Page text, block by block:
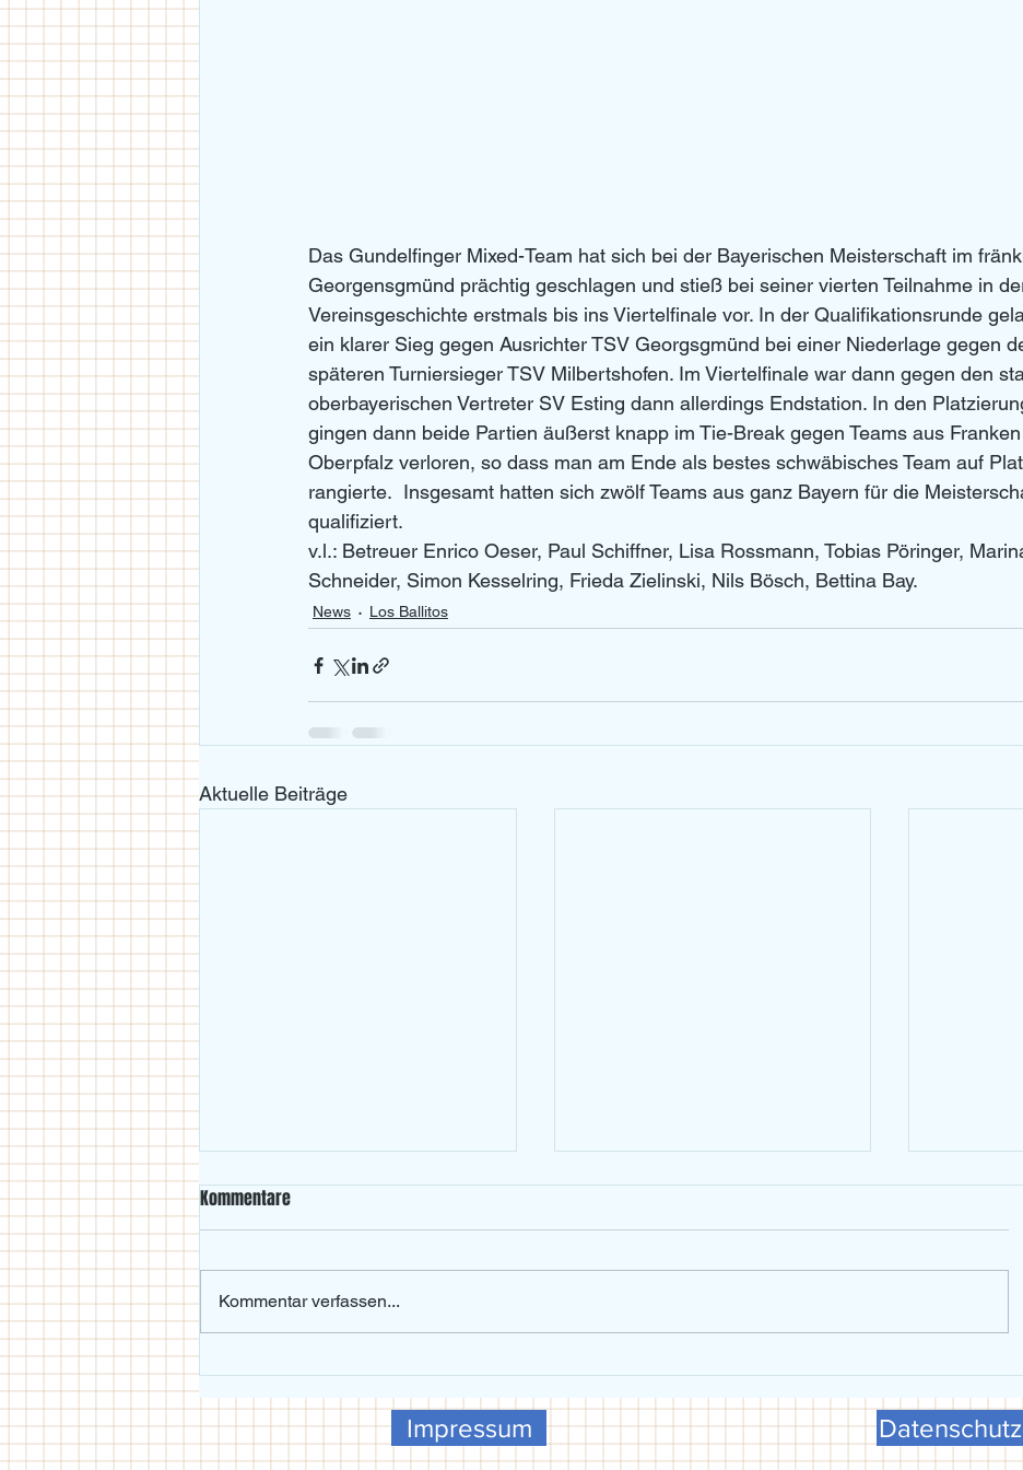
Das Gundelfinger Mixed-Team hat sich bei der Bayerischen Meisterschaft im
Georgensgmünd prächtig geschlagen und stieß bei seiner vierten Teilnahme in
Vereinsgeschichte erstmals bis ins Viertelfinale vor. In der Qualifikationsrunde
ein klarer Sieg gegen Ausrichter TSV Georgsgmünd bei einer Niederlage gegen
späteren Turniersieger TSV Milbertshofen. Im Viertelfinale war dann gegen den
oberbayerischen Vertreter SV Esting dann allerdings Endstation. In den
gingen dann beide Partien äußerst knapp im Tie-Break gegen Teams aus
Oberpfalz verloren, so dass man am Ende als bestes schwäbisches Team auf
rangierte.  Insgesamt hatten sich zwölf Teams aus ganz Bayern für die
qualifiziert.
v.l.: Betreuer Enrico Oeser, Paul Schiffner, Lisa Rossmann, Tobias Pöringer,
Schneider, Simon Kesselring, Frieda Zielinski, Nils Bösch, Bettina Bay.
News Los Ballitos
Aktuelle Beiträge
Beachvolleyball-Wochenende im
Maxgarten bei Traumwetter
VGG präsentiert sich beim FCG-
Schulsporttag
U15
Kommentare
Kommentar verfassen...
Impressum